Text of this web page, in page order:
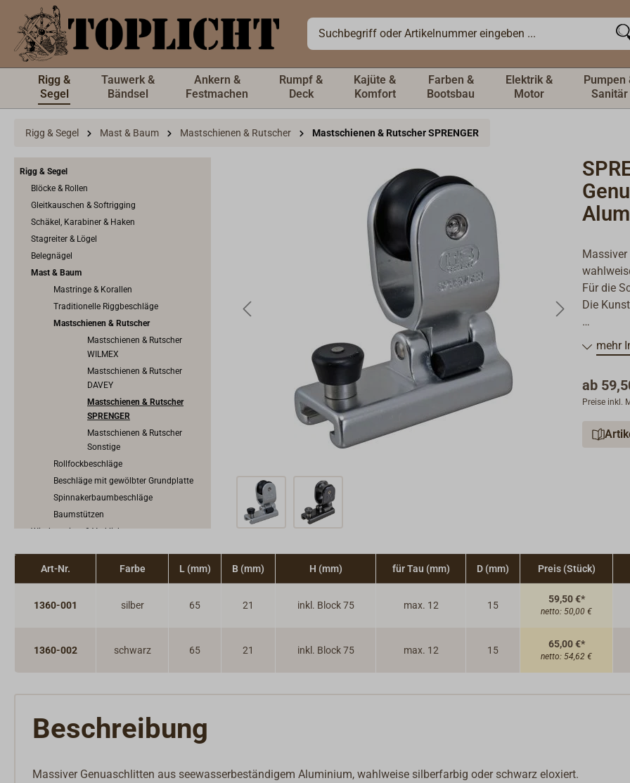
springen
Rigg &
Segel
Tauwerk &
Bändsel
Ankern &
Festmachen
Rumpf &
Deck
Kajüte &
Komfort
Farben &
Bootsbau
Elektrik &
Motor
Pumpen
Sanitär
Rigg & Segel Mast & Baum Mastschienen & Rutscher Mastschienen & Rutscher SPRENGER
Rigg & Segel
Blöcke & Rollen
Gleitkauschen & Softrigging
Schäkel, Karabiner & Haken
Stagreiter & Lögel
Belegnägel
Mast & Baum
Mastringe & Korallen
Traditionelle Riggbeschläge
Mastschienen & Rutscher
Mastschienen & Rutscher
WILMEX
Mastschienen & Rutscher
DAVEY
Mastschienen & Rutscher
SPRENGER
Mastschienen & Rutscher
Sonstige
Rollfockbeschläge
Beschläge mit gewölbter Grundplatte
Spinnakerbaumbeschläge
Baumstützen
Windanzeiger & Verklicker
Splinte & Bolzen
Bootsmannsstuhl
Takelwerkzeug & Segelmacherwerkzeug
Für die
Die
Die
mehr
ab
Preise inkl.
Art-Nr. Farbe L (mm) B (mm) H (mm) für Tau (mm) D (mm) Preis (Stück)
1360-001 silber 65 21 inkl. Block 75 max. 12 15
59,50 €*
netto: 50,00 €
1360-002 schwarz 65 21 inkl. Block 75 max. 12 15
65,00 €*
netto: 54,62 €
Beschreibung
Massiver Genuaschlitten aus seewasserbeständigem Aluminium, wahlweise silberfarbig oder schwarz eloxiert.